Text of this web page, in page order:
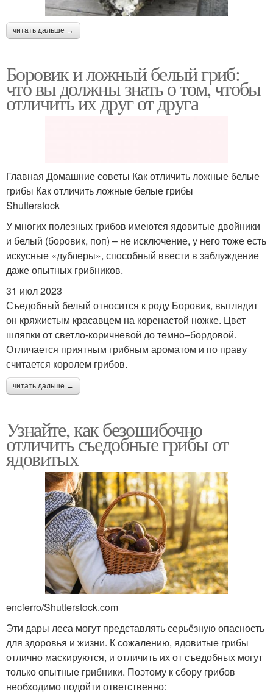
читать дальше →
Боровик и ложный белый гриб:
что вы должны знать о том, чтобы
отличить их друг от друга
Главная Домашние советы Как отличить ложные белые
грибы Как отличить ложные белые грибы
Shutterstock
У многих полезных грибов имеются ядовитые двойники
и белый (боровик, поп) – не исключение, у него тоже есть
искусные «дублеры», способный ввести в заблуждение
даже опытных грибников.
31 июл 2023
Съедобный белый относится к роду Боровик, выглядит
он кряжистым красавцем на коренастой ножке. Цвет
шляпки от светло-коричневой до темно−бордовой.
Отличается приятным грибным ароматом и по праву
считается королем грибов.
читать дальше →
Узнайте, как безошибочно
отличить съедобные грибы от
ядовитых
encierro/Shutterstock.com
Эти дары леса могут представлять серьёзную опасность
для здоровья и жизни. К сожалению, ядовитые грибы
отлично маскируются, и отличить их от съедобных могут
только опытные грибники. Поэтому к сбору грибов
необходимо подойти ответственно: